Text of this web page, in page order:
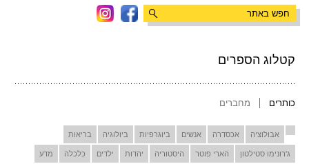
קטלוג הספרים
כותרים מחברים
אבולוציה אכסדרה אנשים ביוגרפיות ביולוגיה בריאות
ג'רונימו סטילטון הארי פוטר היסטוריה יהדות ילדים כלכלה מדע